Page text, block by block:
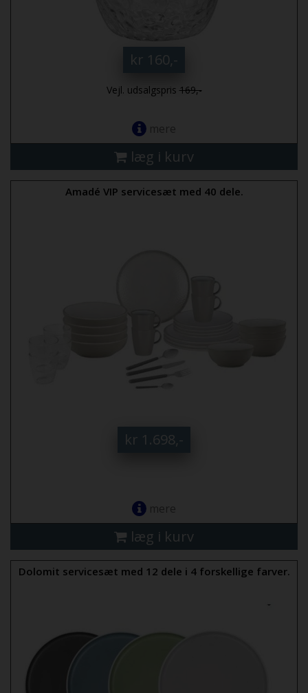
kr 160,-
Vejl. udsalgspris 169,-
mere
læg i kurv
Amadé VIP servicesæt med 40 dele.
kr 1.698,-
mere
læg i kurv
Dolomit servicesæt med 12 dele i 4 forskellige farver.